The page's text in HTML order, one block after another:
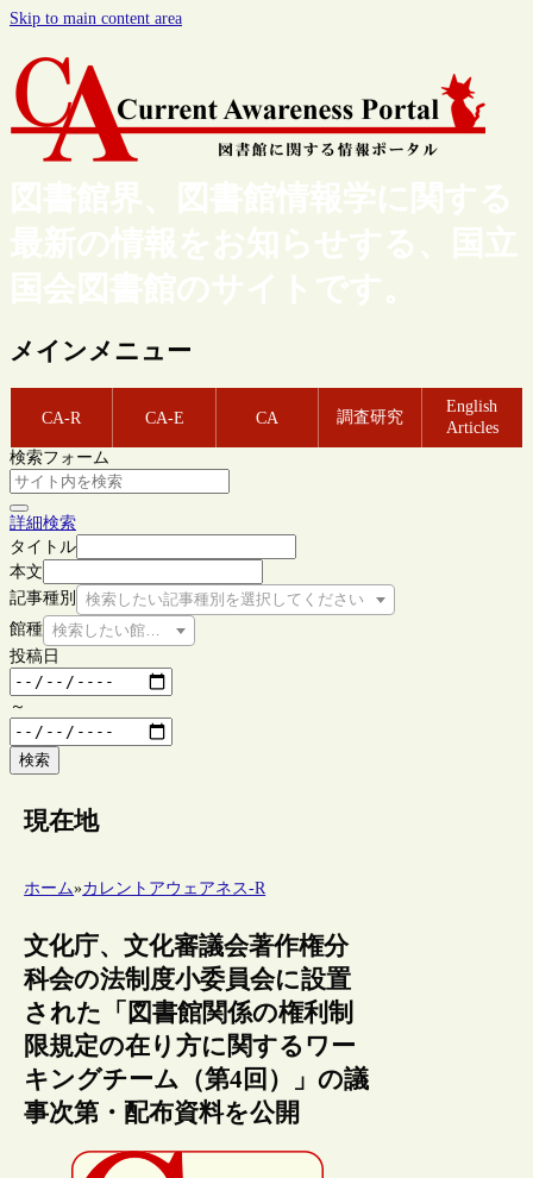
Skip to main content area
図書館界、図書館情報学に関する
最新の情報をお知らせする、国立
国会図書館のサイトです。
メインメニュー
CA-R CA-E CA 調査研究
English
Articles
検索フォーム
詳細検索
タイトル
本文
記事種別
検索したい記事種別を選択してください
館種 検索したい館種を選択してください
投稿日
～
検索
現在地
ホーム»カレントアウェアネス-R
文化庁、文化審議会著作権分
科会の法制度小委員会に設置
された「図書館関係の権利制
限規定の在り方に関するワー
キングチーム（第4回）」の議
事次第・配布資料を公開